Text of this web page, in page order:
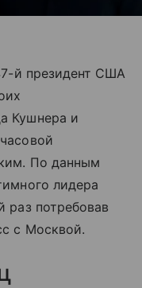
й президент США
Кушнера и
По данным
лидера
раз потребовав
с Москвой.